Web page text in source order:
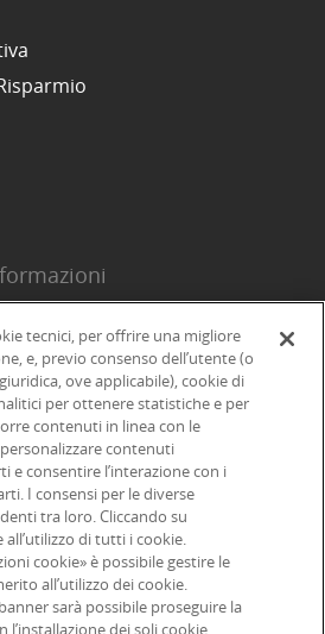
del gruppo bancario ERSEL - P.IVA
tecnici, per offrire una migliore
e, previo consenso dell’utente (o
ove applicabile), cookie di
per ottenere statistiche e per
contenuti in linea con le
contenuti
e consentire l’interazione con i
I consensi per le diverse
tra loro. Cliccando su
all’utilizzo di tutti i cookie.
cookie» è possibile gestire le
all’utilizzo dei cookie.
sarà possibile proseguire la
l’installazione dei soli cookie